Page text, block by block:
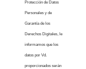
Protección de Datos
Personales y de
Garantía de los
Derechos Digitales, le
informamos que los
datos por Vd.
proporcionados serán